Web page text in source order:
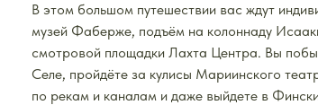
В этом большом путешествии вас ждут
музей Фаберже, подъём на колоннаду
смотровой площадки Лахта Центра. Вы
Селе, пройдёте за кулисы Мариинского
по рекам и каналам и даже выйдете в